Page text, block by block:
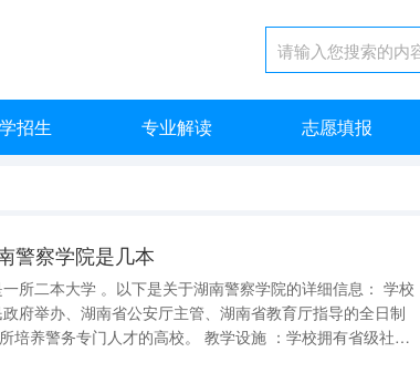
招生 专业解读 志愿填报
警察学院是几本
的高校。 教学设施 ：学校拥有省级社科
及物证分析、DNA提取、气相色谱、红外光谱、拉曼光